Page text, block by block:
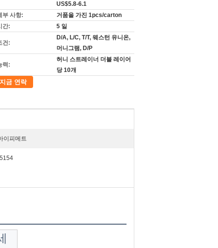
US$5.8-6.1
부 사항:
거품을 가진 1pcs/carton
간:
5 일
건:
D/A, L/C, T/T, 웨스턴 유니온,
머니그램, D/P
력:
허니 스트레이너 더블 레이어
당 10개
지금 연락
이피메트